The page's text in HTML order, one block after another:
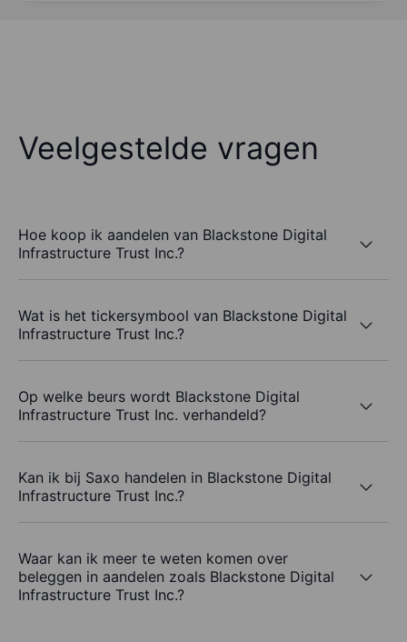
Veelgestelde vragen
Hoe koop ik aandelen van Blackstone Digital
Infrastructure Trust Inc.?
Wat is het tickersymbool van Blackstone Digital
Infrastructure Trust Inc.?
Op welke beurs wordt Blackstone Digital
Infrastructure Trust Inc. verhandeld?
Kan ik bij Saxo handelen in Blackstone Digital
Infrastructure Trust Inc.?
Waar kan ik meer te weten komen over
beleggen in aandelen zoals Blackstone Digital
Infrastructure Trust Inc.?